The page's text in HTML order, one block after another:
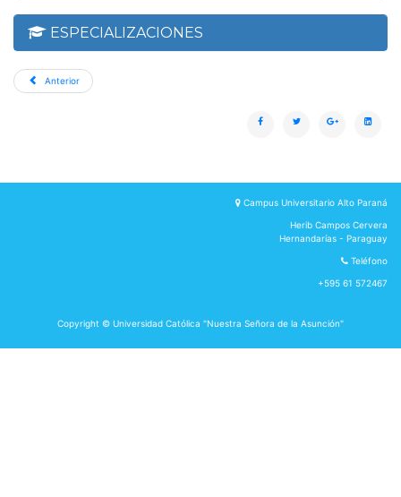
ESPECIALIZACIONES
Anterior
Campus Universitario Alto Paraná
Herib Campos Cervera
Hernandarías - Paraguay
Teléfono
+595 61 572467
Copyright © Universidad Católica "Nuestra Señora de la Asunción"